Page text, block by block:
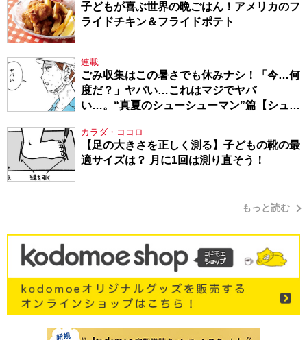
子どもが喜ぶ世界の晩ごはん！アメリカのフ
ライドチキン＆フライドポテト
連載
ごみ収集はこの暑さでも休みナシ！「今…何
度だ？」ヤバい…これはマジでヤバ
い…。“真夏のシューシューマン”篇【シュー
カラダ・ココロ
【足の大きさを正しく測る】子どもの靴の最
適サイズは？ 月に1回は測り直そう！
もっと読む